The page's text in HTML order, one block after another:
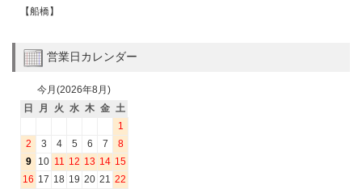
【船橋】
営業日カレンダー
今月(2026年8月)
日
月 火 水 木 金 土
1
2
3 4 5 6 7
8
9
10 11 12 13 14 15
16 17 18 19 20 21 22